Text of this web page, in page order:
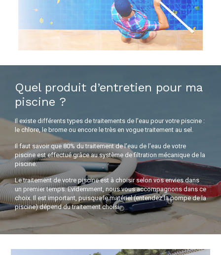
Quel produit d’entretien pour ma
piscine ?
Il existe différents types de traitements de l’eau pour votre piscine :
le chlore, le brome ou encore le très en vogue traitement au sel.
Il faut savoir que 80% du traitement de l’eau de l’eau de votre
piscine est effectué grâce au système de filtration mécanique de la
piscine.
Le traitement de votre piscine est à choisir selon vos envies dans
un premier temps. Evidemment, nous vous accompagnons dans ce
choix. Il est important, puisque le matériel (entendez la pompe de la
piscine) dépend du traitement choisi.